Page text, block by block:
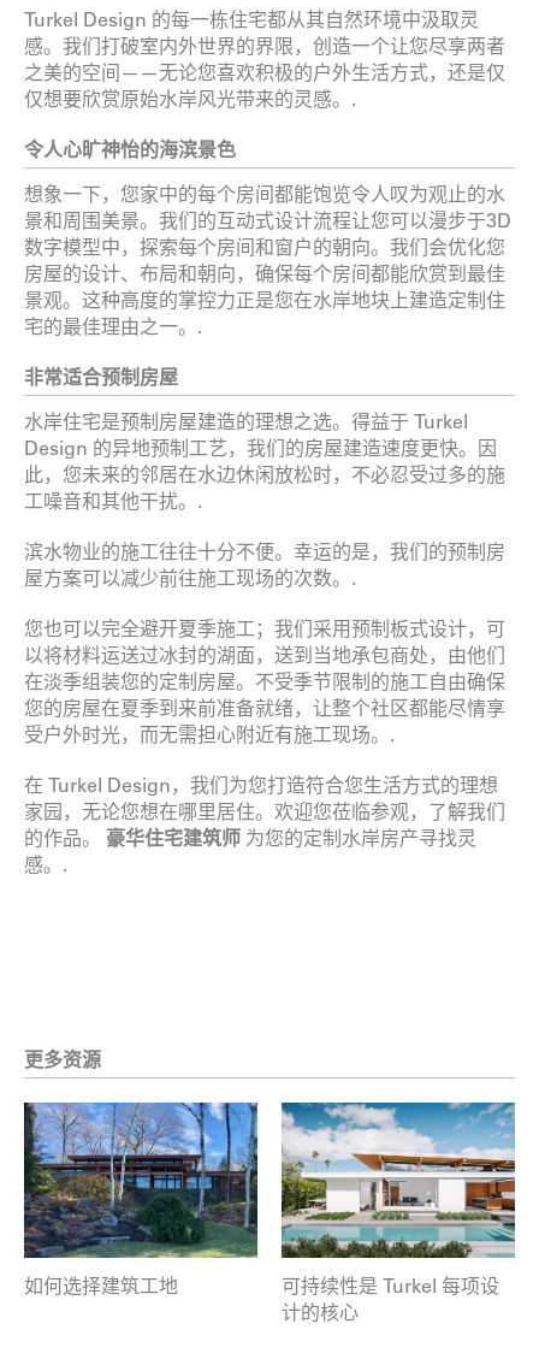
Turkel Design 的每一栋住宅都从其自然环境中汲取灵
感。我们打破室内外世界的界限，创造一个让您尽享两者
之美的空间——无论您喜欢积极的户外生活方式，还是仅
仅想要欣赏原始水岸风光带来的灵感。.
令人心旷神怡的海滨景色
想象一下，您家中的每个房间都能饱览令人叹为观止的水
景和周围美景。我们的互动式设计流程让您可以漫步于3D
数字模型中，探索每个房间和窗户的朝向。我们会优化您
房屋的设计、布局和朝向，确保每个房间都能欣赏到最佳
景观。这种高度的掌控力正是您在水岸地块上建造定制住
宅的最佳理由之一。.
非常适合预制房屋
水岸住宅是预制房屋建造的理想之选。得益于 Turkel
Design 的异地预制工艺，我们的房屋建造速度更快。因
此，您未来的邻居在水边休闲放松时，不必忍受过多的施
工噪音和其他干扰。.
滨水物业的施工往往十分不便。幸运的是，我们的预制房
屋方案可以减少前往施工现场的次数。.
您也可以完全避开夏季施工；我们采用预制板式设计，可
以将材料运送过冰封的湖面，送到当地承包商处，由他们
在淡季组装您的定制房屋。不受季节限制的施工自由确保
您的房屋在夏季到来前准备就绪，让整个社区都能尽情享
受户外时光，而无需担心附近有施工现场。.
在 Turkel Design，我们为您打造符合您生活方式的理想
家园，无论您想在哪里居住。欢迎您莅临参观，了解我们
的作品。 豪华住宅建筑师 为您的定制水岸房产寻找灵
感。.
更多资源
如何选择建筑工地
可持续性是 Turkel 每项设
计的核心